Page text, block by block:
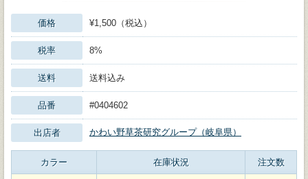
価格 ¥1,500（税込）
税率 8%
送料 送料込み
品番 #0404602
出店者 かわい野草茶研究グループ（岐阜県）
カラー 在庫状況 注文数